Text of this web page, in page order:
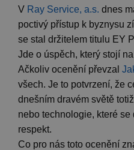
V Ray Service, a.s. dnes
poctivý přístup k byznysu
se stal držitelem titulu EY
Jde o úspěch, který stojí
Ačkoliv ocenění převzal
všech. Je to potvrzení, že
dnešním dravém světě
nebo technologie, které
respekt.
Co pro nás toto ocenění